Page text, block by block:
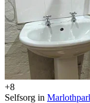
+8
Selfsorg in